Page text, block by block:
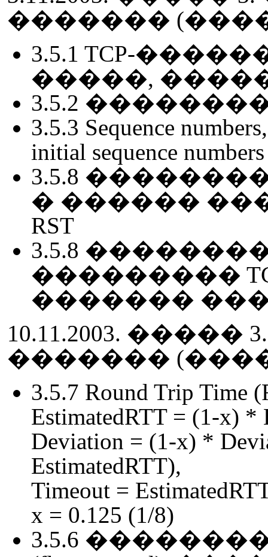
�������
3.5.1 TCP-
�����,
3.5.2
3.5.3 Sequence
initial sequence
3.5.8
� ������
RST
3.5.8
���������
�������
10.11.2003.
�������
3.5.7 Round Trip Time
EstimatedRTT = (1-x) *
Deviation = (1-x) *
EstimatedRTT),
Timeout =
x = 0.125 (1/8)
3.5.6